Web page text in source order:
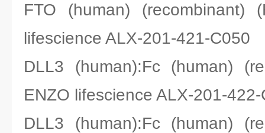
FTO (human)
lifescience ALX-201-421-C050
DLL3 (human):Fc (human)
ENZO lifescience ALX-201-
DLL3 (human):Fc (human)